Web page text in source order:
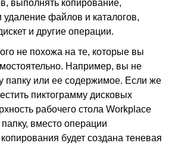
выполнять копирование,
файлов и каталогов,
и другие операции.
не похожа на те, которые вы
Например, вы не
папку или ее содержимое. Если же
пиктограмму дисковых
рабочего стола Workplace
вместо операции
будет создана теневая